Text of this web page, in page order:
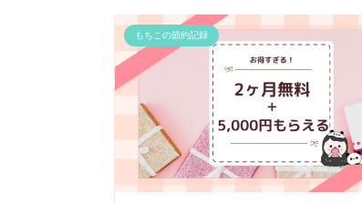
もちこの節約記録